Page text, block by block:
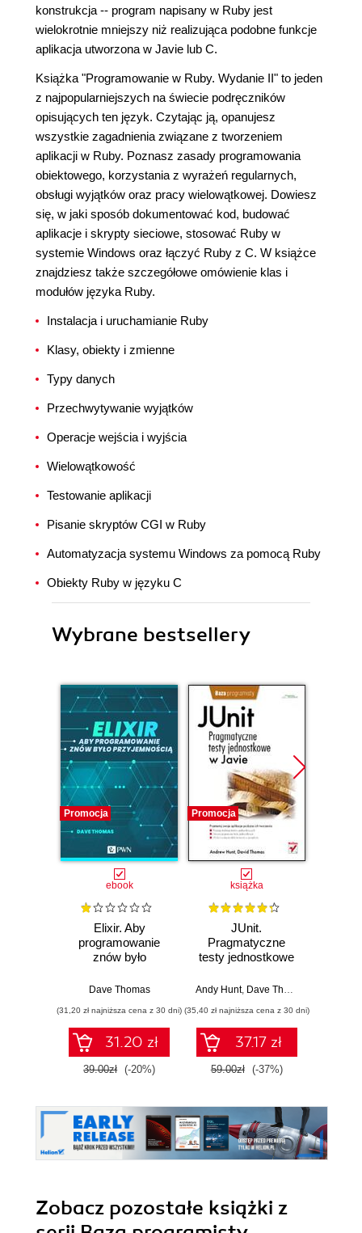
konstrukcja -- program napisany w Ruby jest
wielokrotnie mniejszy niż realizująca podobne funkcje
aplikacja utworzona w Javie lub C.
Książka "Programowanie w Ruby. Wydanie II" to jeden
z najpopularniejszych na świecie podręczników
opisujących ten język. Czytając ją, opanujesz
wszystkie zagadnienia związane z tworzeniem
aplikacji w Ruby. Poznasz zasady programowania
obiektowego, korzystania z wyrażeń regularnych,
obsługi wyjątków oraz pracy wielowątkowej. Dowiesz
się, w jaki sposób dokumentować kod, budować
aplikacje i skrypty sieciowe, stosować Ruby w
systemie Windows oraz łączyć Ruby z C. W książce
znajdziesz także szczegółowe omówienie klas i
modułów języka Ruby.
Instalacja i uruchamianie Ruby
Klasy, obiekty i zmienne
Typy danych
Przechwytywanie wyjątków
Operacje wejścia i wyjścia
Wielowątkowość
Testowanie aplikacji
Pisanie skryptów CGI w Ruby
Automatyzacja systemu Windows za pomocą Ruby
Obiekty Ruby w języku C
Wybrane bestsellery
Promocja
ebook
Elixir. Aby
programowanie
znów było
(ebook)
Dave Thomas
(31,20 zł najniższa cena z 30 dni)
31.20 zł
39.00zł (-20%)
Promocja
książka
JUnit.
Pragmatyczne
testy jednostkowe
Andy Hunt, Dave Thomas
(35,40 zł najniższa cena z 30 dni)
37.17 zł
59.00zł (-37%)
Zobacz pozostałe książki z